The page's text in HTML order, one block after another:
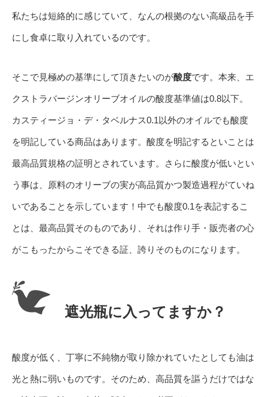
私たちは短絡的に感じていて、なんの根拠のない高級品を手
にし食卓に取り入れているのです。
そこで見極めの基準にして頂きたいのが酸度です。本来、エ
クストラバージンオリーブオイルの酸度基準値は0.8以下。
カスティージョ・デ・タベルナス0.1以外のオイルでも酸度
を明記している商品はあります。酸度を明記するといことは
最高品質規格の証明とされています。さらに酸度が低いとい
う事は、原料のオリーブの実が高品質かつ製造過程がていね
いであることを示しています！中でも酸度0.1を表記するこ
とは、最高品質そのものであり、それは作り手・販売者の心
がこもったからこそできる証、誇りそのものになります。
遮光瓶に入ってますか？
酸度が低く、丁寧に不純物が取り除かれていたとしても油は
光と熱に弱いものです。そのため、高品質を謳うだけではな